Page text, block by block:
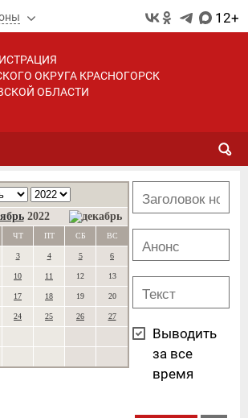
12+
ОКРУГА КРАСНОГОРСК
ОБЛАСТИ
2022
ЧТ ПТ СБ ВС
3 4 5 6
10 11 12 13
17 18 19 20
24 25 26 27
Выводить
за все
время